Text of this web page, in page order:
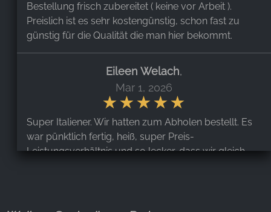
Bestellung frisch zubereitet ( keine vor Arbeit ).
Preislich ist es sehr kostengünstig, schon fast zu
günstig für die Qualität die man hier bekommt.
Eileen Welach,
Mar 1, 2026
Super Italiener. Wir hatten zum Abholen bestellt. Es
war pünktlich fertig, heiß, super Preis-
Leistungsverhältnis und so lecker, dass wir gleich